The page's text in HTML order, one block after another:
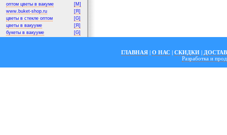
оптом цветы в вакуме
[M]
www.buket-shop.ru
[Я]
цветы в стекле оптом
[G]
цветы в вакууме
[Я]
букеты в вакууме
[G]
ГЛАВНАЯ | О НАС | СКИДКИ |
Разработка и